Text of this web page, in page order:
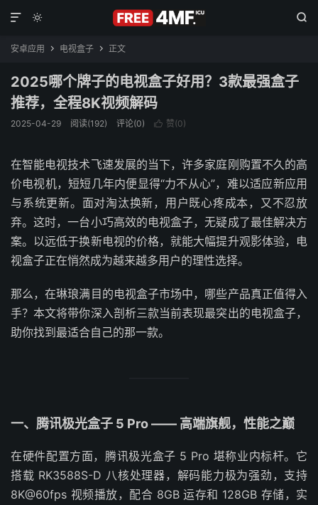
 

安卓应用  电视盒子  正文
2025哪个牌子的电视盒子好用？3款最强盒子
推荐，全程8K视频解码
2025-04-29 阅读(192) 评论(0)  赞(0)
在智能电视技术飞速发展的当下，许多家庭刚购置不久的高
价电视机，短短几年内便显得“力不从心”，难以适应新应用
与系统更新。面对淘汰换新，用户既心疼成本，又不忍放
弃。这时，一台小巧高效的电视盒子，无疑成了最佳解决方
案。以远低于换新电视的价格，就能大幅提升观影体验，电
视盒子正在悄然成为越来越多用户的理性选择。
那么，在琳琅满目的电视盒子市场中，哪些产品真正值得入
手？本文将带你深入剖析三款当前表现最突出的电视盒子，
助你找到最适合自己的那一款。
一、腾讯极光盒子 5 Pro —— 高端旗舰，性能之巅
在硬件配置方面，腾讯极光盒子 5 Pro 堪称业内标杆。它
搭载 RK3588S-D 八核处理器，解码能力极为强劲，支持
8K@60fps 视频播放，配合 8GB 运存和 128GB 存储，实